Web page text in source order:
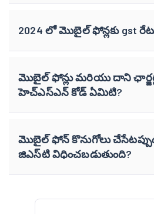
2024 లో మొబైల్ ఫోన్లకు gst
మొబైల్ ఫోన్లు మరియు దాని
హెచ్ఎస్ఎన్ కోడ్ ఏమిటి?
మొబైల్ ఫోన్ కొనుగోలు
జిఎస్‌టి విధించబడుతుంది?